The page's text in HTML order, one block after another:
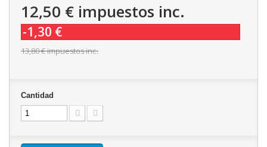
12,50 € impuestos inc.
-1,30 €
13,80 €impuestos inc.
Cantidad